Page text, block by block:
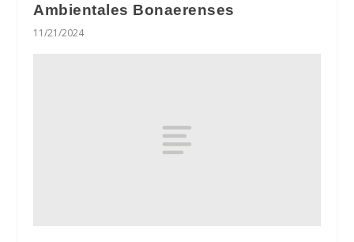
Ambientales Bonaerenses
11/21/2024